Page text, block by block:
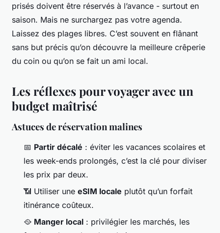
prisés doivent être réservés à l’avance - surtout en
saison. Mais ne surchargez pas votre agenda.
Laissez des plages libres. C’est souvent en flânant
sans but précis qu’on découvre la meilleure crêperie
du coin ou qu’on se fait un ami local.
Les réflexes pour voyager avec un
budget maîtrisé
Astuces de réservation malines
📅 Partir décalé : éviter les vacances scolaires et
les week-ends prolongés, c’est la clé pour diviser
les prix par deux.
📶 Utiliser une eSIM locale plutôt qu’un forfait
itinérance coûteux.
🥘 Manger local : privilégier les marchés, les